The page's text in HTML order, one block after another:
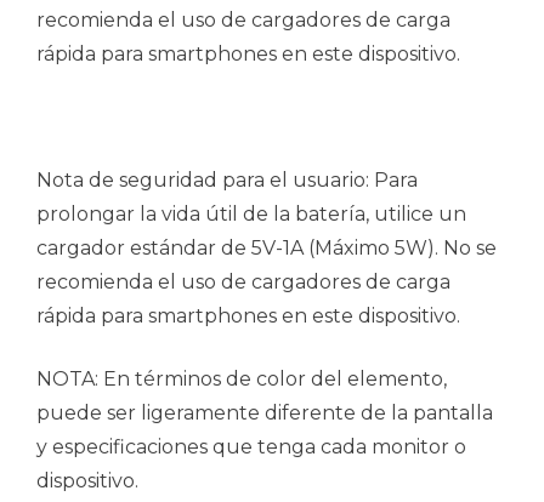
recomienda el uso de cargadores de carga
rápida para smartphones en este dispositivo.
Nota de seguridad para el usuario: Para
prolongar la vida útil de la batería, utilice un
cargador estándar de 5V-1A (Máximo 5W). No se
recomienda el uso de cargadores de carga
rápida para smartphones en este dispositivo.
NOTA: En términos de color del elemento,
puede ser ligeramente diferente de la pantalla
y especificaciones que tenga cada monitor o
dispositivo.